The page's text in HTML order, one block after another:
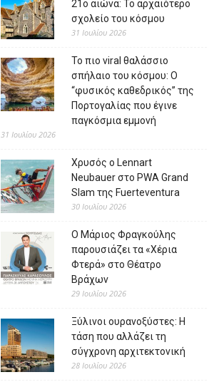
21ο αιώνα: Το αρχαιότερο
σχολείο του κόσμου
31 Ιουλίου 2026
Το πιο viral θαλάσσιο
σπήλαιο του κόσμου: Ο
“φυσικός καθεδρικός” της
Πορτογαλίας που έγινε
παγκόσμια εμμονή
31 Ιουλίου 2026
Χρυσός ο Lennart
Neubauer στο PWA Grand
Slam της Fuerteventura
30 Ιουλίου 2026
Ο Μάριος Φραγκούλης
παρουσιάζει τα «Χέρια
Φτερά» στο Θέατρο
Βράχων
29 Ιουλίου 2026
Ξύλινοι ουρανοξύστες: Η
τάση που αλλάζει τη
σύγχρονη αρχιτεκτονική
28 Ιουλίου 2026